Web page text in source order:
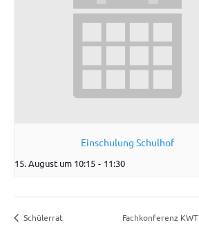
Einschulung Schulhof
15. August um 10:15 - 11:30
Schülerrat Fachkonferenz KWT